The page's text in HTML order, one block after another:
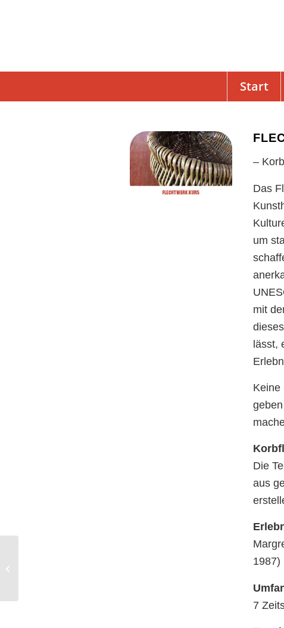
Start
–
Das
um
mit
lässt,
Keine
Die
aus
1987)
7